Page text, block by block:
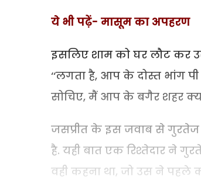
ये भी पढ़ें- मासूम का अपहरण
इसलिए शाम को घर लौट कर
‘‘लगता है, आप के दोस्त भांग
सोचिए, मैं आप के बगैर शहर
जसप्रीत के इस जवाब से गुरतेज
है. यही बात एक रिश्तेदार ने
वही कहना था, जो उस ने पहले